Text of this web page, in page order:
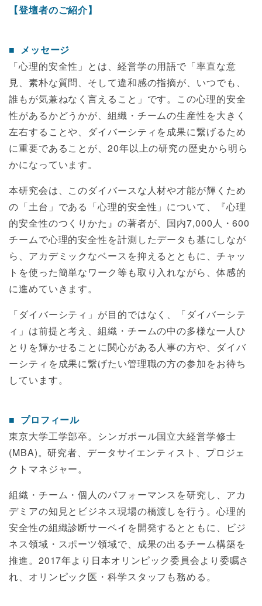
【登壇者のご紹介】
メッセージ
「心理的安全性」とは、経営学の用語で「率直な意
見、素朴な質問、そして違和感の指摘が、いつでも、
誰もが気兼ねなく言えること」です。この心理的安全
性があるかどうかが、組織・チームの生産性を大きく
左右することや、ダイバーシティを成果に繋げるため
に重要であることが、20年以上の研究の歴史から明ら
かになっています。
本研究会は、このダイバースな人材や才能が輝くため
の「土台」である「心理的安全性」について、『心理
的安全性のつくりかた』の著者が、国内7,000人・600
チームで心理的安全性を計測したデータも基にしなが
ら、アカデミックなベースを抑えるとともに、チャッ
トを使った簡単なワーク等も取り入れながら、体感的
に進めていきます。
「ダイバーシティ」が目的ではなく、「ダイバーシテ
ィ」は前提と考え、組織・チームの中の多様な一人ひ
とりを輝かせることに関心がある人事の方や、ダイバ
ーシティを成果に繋げたい管理職の方の参加をお待ち
しています。
プロフィール
東京大学工学部卒。シンガポール国立大経営学修士
(MBA)。研究者、データサイエンティスト、プロジェ
クトマネジャー。
組織・チーム・個人のパフォーマンスを研究し、アカ
デミアの知見とビジネス現場の橋渡しを行う。心理的
安全性の組織診断サーベイを開発するとともに、ビジ
ネス領域・スポーツ領域で、成果の出るチーム構築を
推進。2017年より日本オリンピック委員会より委嘱さ
れ、オリンピック医・科学スタッフも務める。